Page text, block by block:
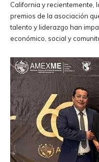
California y recientemente,
premios de la asociación
talento y liderazgo han
económico, social y